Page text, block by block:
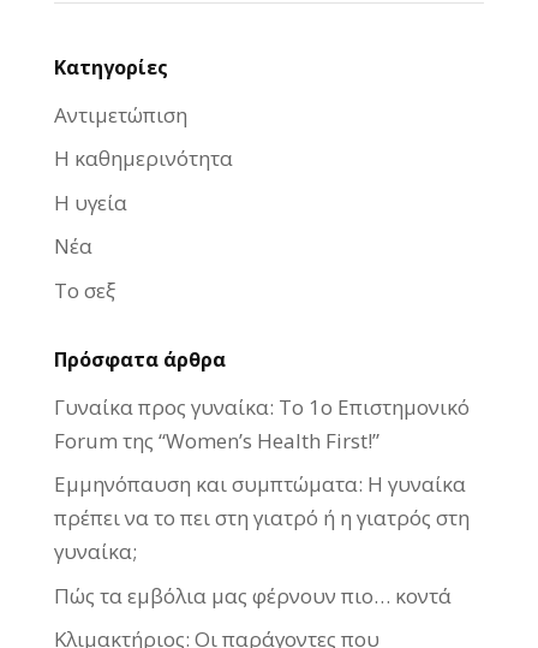
Kατηγορίες
Αντιμετώπιση
Η καθημερινότητα
Η υγεία
Νέα
Το σεξ
Πρόσφατα άρθρα
Γυναίκα προς γυναίκα: Το 1ο Επιστημονικό
Forum της “Women’s Health First!”
Εμμηνόπαυση και συμπτώματα: Η γυναίκα
πρέπει να το πει στη γιατρό ή η γιατρός στη
γυναίκα;
Πώς τα εμβόλια μας φέρνουν πιο… κοντά
Κλιμακτήριος: Οι παράγοντες που